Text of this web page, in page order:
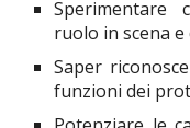
Sperimentare
ruolo in scena
Saper
funzioni dei